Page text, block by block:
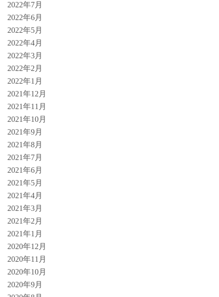
2022年7月
2022年6月
2022年5月
2022年4月
2022年3月
2022年2月
2022年1月
2021年12月
2021年11月
2021年10月
2021年9月
2021年8月
2021年7月
2021年6月
2021年5月
2021年4月
2021年3月
2021年2月
2021年1月
2020年12月
2020年11月
2020年10月
2020年9月